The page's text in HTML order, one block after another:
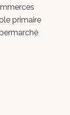
primaire